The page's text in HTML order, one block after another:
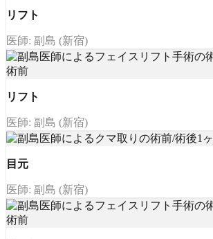
リフト
医師: 副島 (新宿)
リフト
医師: 副島 (新宿)
目元
医師: 副島 (新宿)